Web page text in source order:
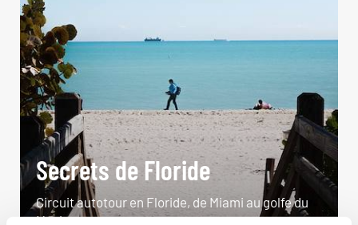
Secrets de Floride
Circuit autotour en Floride, de Miami au golfe du
Mexique.